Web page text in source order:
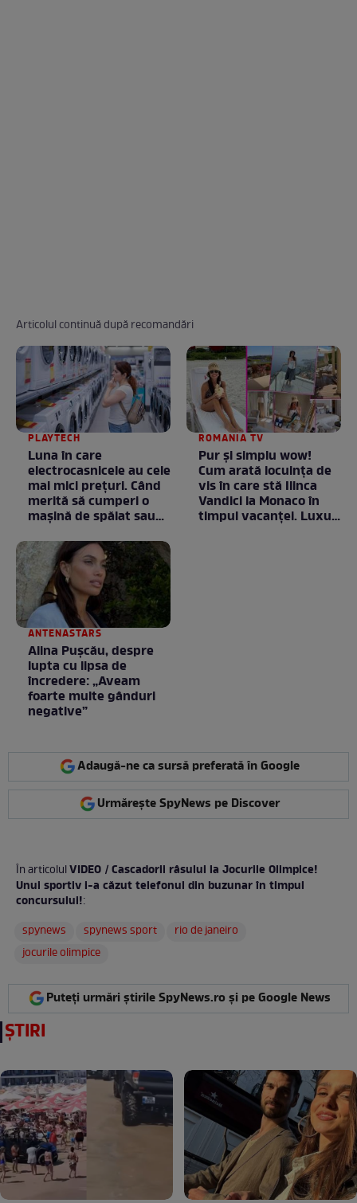
Articolul continuă după recomandări
PLAYTECH
Luna în care
electrocasnicele au cele
mai mici prețuri. Când
merită să cumperi o
mașină de spălat sau
ROMANIA TV
Pur și simplu wow!
Cum arată locuința de
vis în care stă Ilinca
Vandici la Monaco în
timpul vacanței. Luxul
ANTENASTARS
Alina Pușcău, despre
lupta cu lipsa de
încredere: „Aveam
foarte multe gânduri
negative”
Adaugă-ne ca sursă preferată în Google
Urmărește SpyNews pe Discover
În articolulVIDEO / Cascadorii râsului la Jocurile Olimpice!
Unui sportiv i-a căzut telefonul din buzunar în timpul
concursului!:
spynews
spynews sport
rio de janeiro
jocurile olimpice
Puteți urmări știrile SpyNews.ro și pe Google News
ȘTIRI